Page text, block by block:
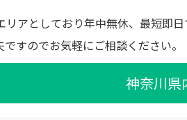
アとしており年中無休、最短即日
すのでお気軽にご相談ください。
神奈川県